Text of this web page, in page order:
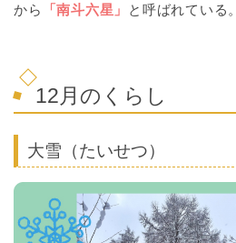
から
「南斗六星」 と呼ばれている。
12月のくらし
大雪（たいせつ）